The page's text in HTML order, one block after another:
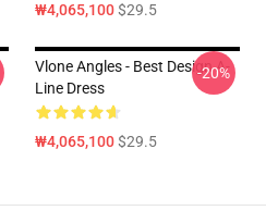
₩4,065,100$29.5
Vlone Angles - Best Design A-
Line Dress
₩4,065,100$29.5
-20%